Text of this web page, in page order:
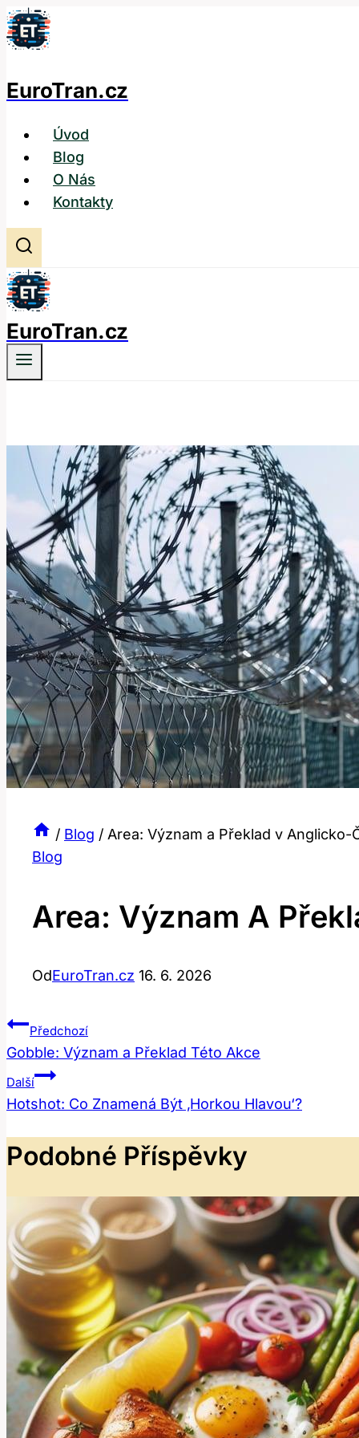
Přeskočit
na
EuroTran.cz
Úvod
Blog
O Nás
Kontakty
EuroTran.cz
/ Blog / Area: Význam a Překlad v Anglicko-
Blog
Area: Význam A
OdEuroTran.cz 16. 6. 2026
Navigace
Pro
Příspěvek
Předchozí
Gobble: Význam a Překlad Této Akce
Další
Hotshot: Co Znamená Být ‚Horkou Hlavou‘?
Podobné Příspěvky